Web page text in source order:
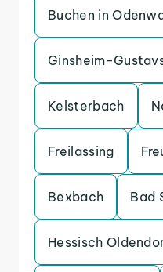
Buchen in
Ginsheim-
Kelsterbach
Freilassing
Bexbach Bad
Hessisch